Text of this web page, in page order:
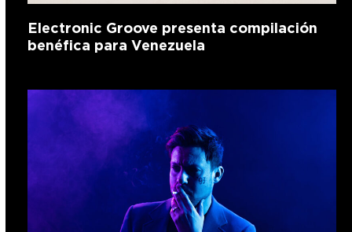
Electronic Groove presenta compilación
benéfica para Venezuela